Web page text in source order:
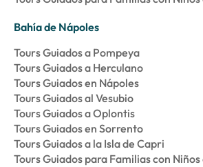
Bahía de Nápoles
Tours Guiados a Pompeya
Tours Guiados a Herculano
Tours Guiados en Nápoles
Tours Guiados al Vesubio
Tours Guiados a Oplontis
Tours Guiados en Sorrento
Tours Guiados a la Isla de Capri
Tours Guiados para Familias con